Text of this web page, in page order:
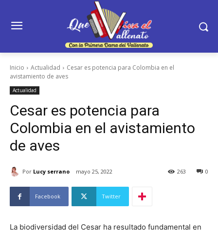
Inicio Actualidad
Cesar es potencia para Colombia en el
avistamiento de aves
Actualidad
Cesar es potencia para
Colombia en el avistamiento
de aves
Por Lucy serrano mayo 25, 2022 0
263
Facebook Twitter
La biodiversidad del Cesar ha resultado fundamental en